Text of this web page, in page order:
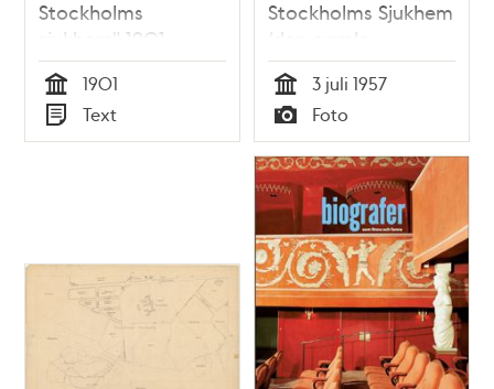
Stockholms
sjukhem" 1901
Tid
1901
Typ
Text
Stockholms Sjukhem
(den gamla
byggnaden), från
korsningen
Mariebergsgatan/
Tid
3 juli 1957
Typ
Foto